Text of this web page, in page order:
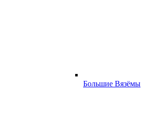
Большие Вязёмы